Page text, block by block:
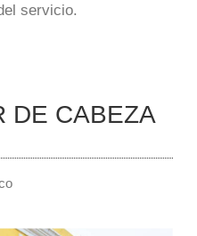
servicio.
DE CABEZA